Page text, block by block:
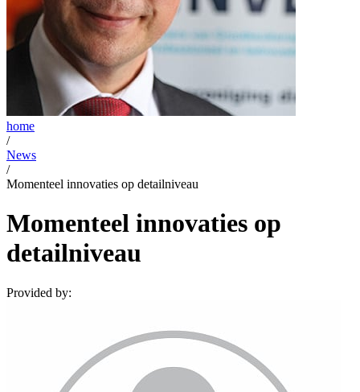
home
/
News
/
Momenteel innovaties op detailniveau
Momenteel innovaties op
detailniveau
Provided by: